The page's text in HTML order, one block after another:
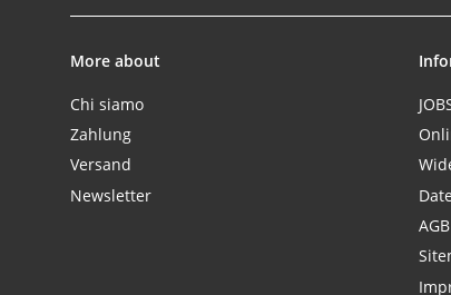
More about
Chi siamo
Zahlung
Versand
Newsletter
AGB